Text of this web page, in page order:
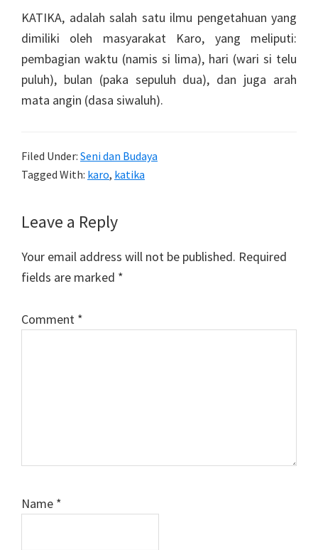
KATIKA, adalah salah satu ilmu pengetahuan yang
dimiliki oleh masyarakat Karo, yang meliputi:
pembagian waktu (namis si lima), hari (wari si telu
puluh), bulan (paka sepuluh dua), dan juga arah
mata angin (dasa siwaluh).
Filed Under: Seni dan Budaya
Tagged With: karo, katika
Reader
Interactions
Leave a Reply
Your email address will not be published. Required
fields are marked *
Comment *
Name *